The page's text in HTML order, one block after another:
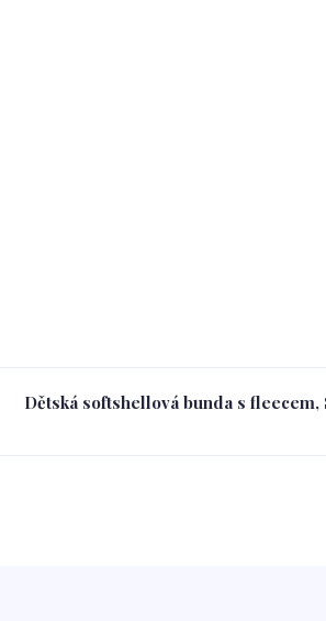
Dětská softshellová bunda s fleecem,